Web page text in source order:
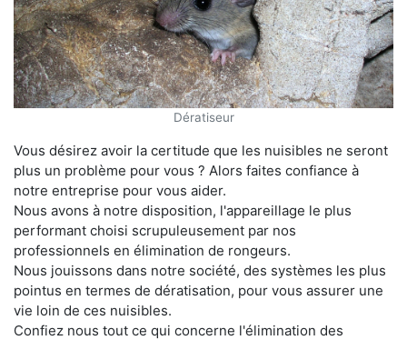
Dératiseur
Vous désirez avoir la certitude que les nuisibles ne seront
plus un problème pour vous ? Alors faites confiance à
notre entreprise pour vous aider.
Nous avons à notre disposition, l'appareillage le plus
performant choisi scrupuleusement par nos
professionnels en élimination de rongeurs.
Nous jouissons dans notre société, des systèmes les plus
pointus en termes de dératisation, pour vous assurer une
vie loin de ces nuisibles.
Confiez nous tout ce qui concerne l'élimination des